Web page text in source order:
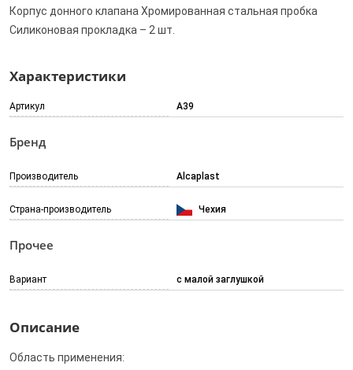
Корпус донного клапана Хромированная стальная пробка
Силиконовая прокладка – 2 шт.
Характеристики
Артикул A39
Бренд
Производитель Alcaplast
Страна-производитель Чехия
Прочее
Вариант с малой заглушкой
Описание
Область применения: